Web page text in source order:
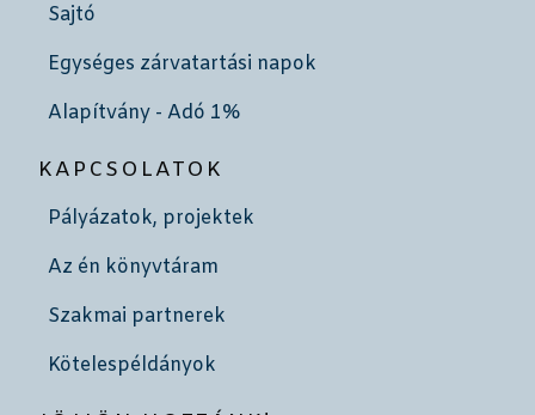
Sajtó
Egységes zárvatartási napok
Alapítvány - Adó 1%
KAPCSOLATOK
Pályázatok, projektek
Az én könyvtáram
Szakmai partnerek
Kötelespéldányok